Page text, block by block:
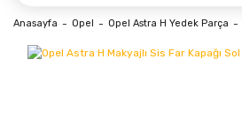
Anasayfa Opel Opel Astra H Yedek Parça